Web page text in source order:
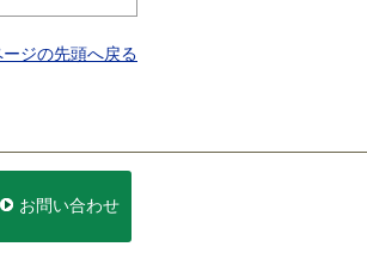
ージの先頭へ戻る
お問い合わせ